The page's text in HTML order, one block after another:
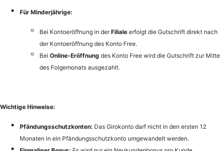
Für Minderjährige:
Bei Kontoeröffnung in derFiliale erfolgt die Gutschrift direkt nach
der Kontoeröffnung des Konto Free.
Bei Online-Eröffnung des Konto Free wird die Gutschrift zur Mitte
des Folgemonats ausgezahlt.
Wichtige Hinweise:
Pfändungsschutzkonten: Das Girokonto darf nicht in den ersten 12
Monaten in ein Pfändungsschutzkonto umgewandelt werden.